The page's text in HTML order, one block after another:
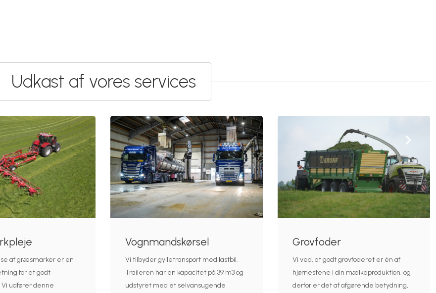
Udkast af vores services
af græsmarker er en
for et godt
udfører denne
Vognmandskørsel
Vi tilbyder gylletransport med lastbil.
Traileren har en kapacitet på 39 m3 og
udstyret med et selvansugende
Grovfoder
Vi ved, at godt grovfoderet er én af
hjørnestene i din mælkeproduktion, og
derfor er det af afgørende betydning,